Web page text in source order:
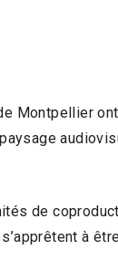
Montpellier
de
à